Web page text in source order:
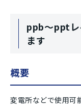
ppb～pptレ
ます
概要
変電所などで使用可